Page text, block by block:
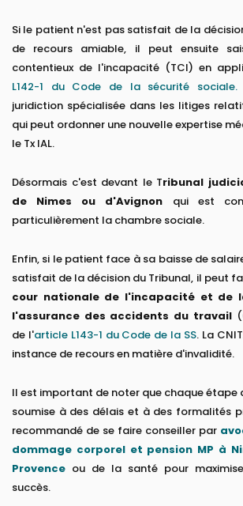
Si le patient n'est pas satisfait de la
de recours amiable, il peut ensuite
contentieux de l'incapacité (TCI) en
L142-1 du Code de la sécurité sociale.
juridiction spécialisée dans les litiges
qui peut ordonner une nouvelle expertise
le Tx IAL.
Désormais c'est devant le Tribunal
de Nimes ou d'Avignon qui est
particulièrement la chambre sociale.
Enfin, si le patient face à sa baisse de
satisfait de la décision du Tribunal, il peut
cour nationale de l'incapacité et de
l'assurance des accidents du travail
de l'article L143-1 du Code de la SS. La
instance de recours en matière d'invalidité.
Il est important de noter que chaque étape
soumise à des délais et à des formalités
recommandé de se faire conseiller par
dommage corporel et pension MP à
Provence ou de la santé pour
succès.